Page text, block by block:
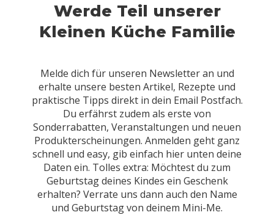
Werde Teil unserer
Kleinen Küche Familie
Melde dich für unseren Newsletter an und
erhalte unsere besten Artikel, Rezepte und
praktische Tipps direkt in dein Email Postfach.
Du erfährst zudem als erste von
Sonderrabatten, Veranstaltungen und neuen
Produkterscheinungen. Anmelden geht ganz
schnell und easy, gib einfach hier unten deine
Daten ein. Tolles extra: Möchtest du zum
Geburtstag deines Kindes ein Geschenk
erhalten? Verrate uns dann auch den Name
und Geburtstag von deinem Mini-Me.